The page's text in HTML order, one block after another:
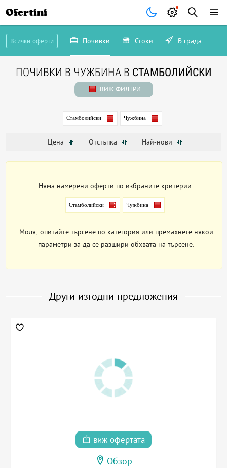
Ofertini
Всички оферти Почивки Стоки В града
ПОЧИВКИ В ЧУЖБИНА В СТАМБОЛИЙСКИ
ВИЖ ФИЛТРИ
Стамболийски Чужбина
Цена Отстъпка Най-нови
Няма намерени оферти по избраните критерии:
Стамболийски Чужбина
Моля, опитайте търсене по категория или премахнете някои
параметри за да се разшири обхвата на търсене.
Други изгодни предложения
виж офертата
Обзор